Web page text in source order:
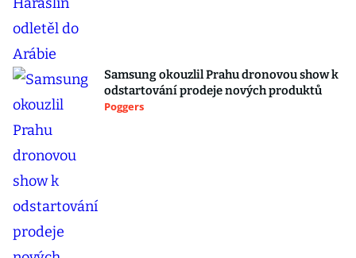
Samsung okouzlil Prahu dronovou show k
odstartování prodeje nových produktů
Poggers